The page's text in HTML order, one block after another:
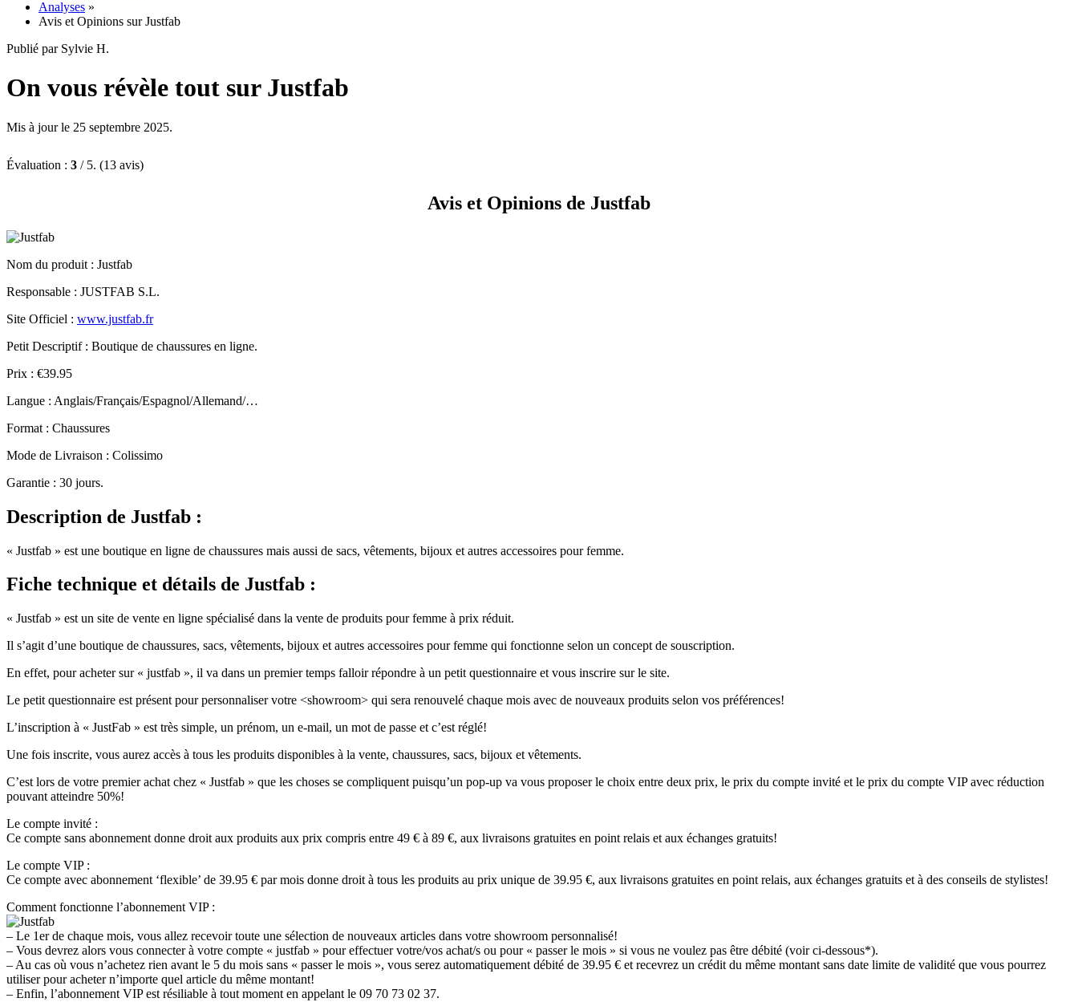
Analyses »
Avis et Opinions sur Justfab
Publié par Sylvie H.
On vous révèle tout sur Justfab
Mis à jour le 25 septembre 2025.
Évaluation : 3 / 5. (13 avis)
Avis et Opinions de Justfab
Nom du produit : Justfab
Responsable : JUSTFAB S.L.
Site Officiel : www.justfab.fr
Petit Descriptif : Boutique de chaussures en ligne.
Prix : €39.95
Langue : Anglais/Français/Espagnol/Allemand/…
Format : Chaussures
Mode de Livraison : Colissimo
Garantie : 30 jours.
Description de Justfab :
« Justfab » est une boutique en ligne de chaussures mais aussi de sacs, vêtements, bijoux et autres accessoires pour femme.
Fiche technique et détails de Justfab :
« Justfab » est un site de vente en ligne spécialisé dans la vente de produits pour femme à prix réduit.
Il s’agit d’une boutique de chaussures, sacs, vêtements, bijoux et autres accessoires pour femme qui fonctionne selon un concept de souscription.
En effet, pour acheter sur « justfab », il va dans un premier temps falloir répondre à un petit questionnaire et vous inscrire sur le site.
Le petit questionnaire est présent pour personnaliser votre <showroom> qui sera renouvelé chaque mois avec de nouveaux produits selon vos préférences!
L’inscription à « JustFab » est très simple, un prénom, un e-mail, un mot de passe et c’est réglé!
Une fois inscrite, vous aurez accès à tous les produits disponibles à la vente, chaussures, sacs, bijoux et vêtements.
C’est lors de votre premier achat chez « Justfab » que les choses se compliquent puisqu’un pop-up va vous proposer le choix entre deux prix, le prix du compte invité et le prix du compte VIP avec réduction
pouvant atteindre 50%!
Le compte invité :
Ce compte sans abonnement donne droit aux produits aux prix compris entre 49 € à 89 €, aux livraisons gratuites en point relais et aux échanges gratuits!
Le compte VIP :
Ce compte avec abonnement ‘flexible’ de 39.95 € par mois donne droit à tous les produits au prix unique de 39.95 €, aux livraisons gratuites en point relais, aux échanges gratuits et à des conseils de stylistes!
Comment fonctionne l’abonnement VIP :
– Le 1er de chaque mois, vous allez recevoir toute une sélection de nouveaux articles dans votre showroom personnalisé!
– Vous devrez alors vous connecter à votre compte « justfab » pour effectuer votre/vos achat/s ou pour « passer le mois » si vous ne voulez pas être débité (voir ci-dessous*).
– Au cas où vous n’achetez rien avant le 5 du mois sans « passer le mois », vous serez automatiquement débité de 39.95 € et recevrez un crédit du même montant sans date limite de validité que vous pourrez
utiliser pour acheter n’importe quel article du même montant!
– Enfin, l’abonnement VIP est résiliable à tout moment en appelant le 09 70 73 02 37.